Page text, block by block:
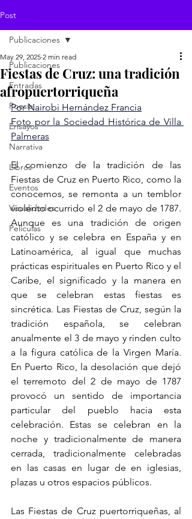
Post
Publicaciones
Entradas
Poesía
Ensayos
Narrativa
Libros
Eventos
Visualidades
Películas
Publicaciones
Fiestas de Cruz: una tradición
afropuertorriqueña
May 29, 2025 2 min read
Por Nairobi Hernández Francia
Foto por la Sociedad Histórica de Villa
Palmeras
El comienzo de la tradición de las
Fiestas de Cruz en Puerto Rico, como la
conocemos, se remonta a un temblor
violento ocurrido el 2 de mayo de 1787.
Aunque es una tradición de origen
católico y se celebra en España y en
Latinoamérica, al igual que muchas
prácticas espirituales en Puerto Rico y el
Caribe, el significado y la manera en
que se celebran estas fiestas es
sincrética. Las Fiestas de Cruz, según la
tradición española, se celebran
anualmente el 3 de mayo y rinden culto
a la figura católica de la Virgen María.
En Puerto Rico, la desolación que dejó
el terremoto del 2 de mayo de 1787
provocó un sentido de importancia
particular del pueblo hacia esta
celebración. Estas se celebran en la
noche y tradicionalmente de manera
cerrada, tradicionalmente celebradas
en las casas en lugar de en iglesias,
plazas u otros espacios públicos.
Las Fiestas de Cruz puertorriqueñas, al